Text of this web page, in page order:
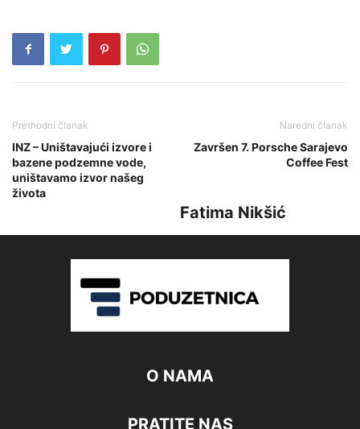
Prethodni članak
INZ – Uništavajući izvore i
bazene podzemne vode,
uništavamo izvor našeg
života
Naredni članak
Završen 7. Porsche Sarajevo
Coffee Fest
Fatima Nikšić
O NAMA
PRATITE NAS